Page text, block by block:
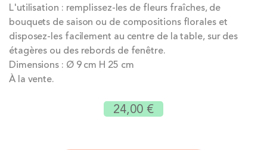
L'utilisation : remplissez-les de fleurs fraîches, de
bouquets de saison ou de compositions florales et
disposez-les facilement au centre de la table, sur des
étagères ou des rebords de fenêtre.
Dimensions : Ø 9 cm H 25 cm
À la vente.
24,00 €